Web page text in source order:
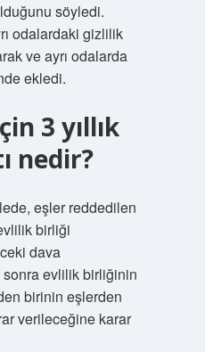
söyledi.
odalardaki gizlilik
ve ayrı odalarda
ekledi.
3 yıllık
nedir?
eşler reddedilen
birliği
dava
sonra evlilik birliğinin
birinin eşlerden
verileceğine karar